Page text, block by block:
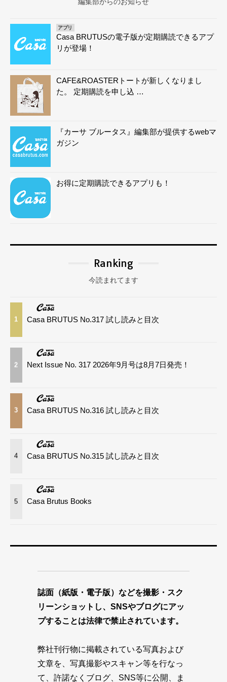
アプリ
Casa BRUTUSの電子版が定期購読できるアプ
リが登場！
CAFE&ROASTERトートが新しくなりまし
た。 定期購読を申し込 …
『カーサ ブルータス』編集部が提供するwebマ
ガジン
お得に定期購読できるアプリも！
Ranking
今読まれてます
1 Casa BRUTUS No.317 試し読みと目次
2 Next Issue No. 317 2026年9月号は8月7日発売！
3 Casa BRUTUS No.316 試し読みと目次
4 Casa BRUTUS No.315 試し読みと目次
5 Casa Brutus Books
誌面（紙版・電子版）などを撮影・スク
リーンショットし、SNSやブログにアッ
プすることは法律で禁止されています。
弊社刊行物に掲載されている写真および
文章を、写真撮影やスキャン等を行なっ
て、許諾なくブログ、SNS等に公開、ま